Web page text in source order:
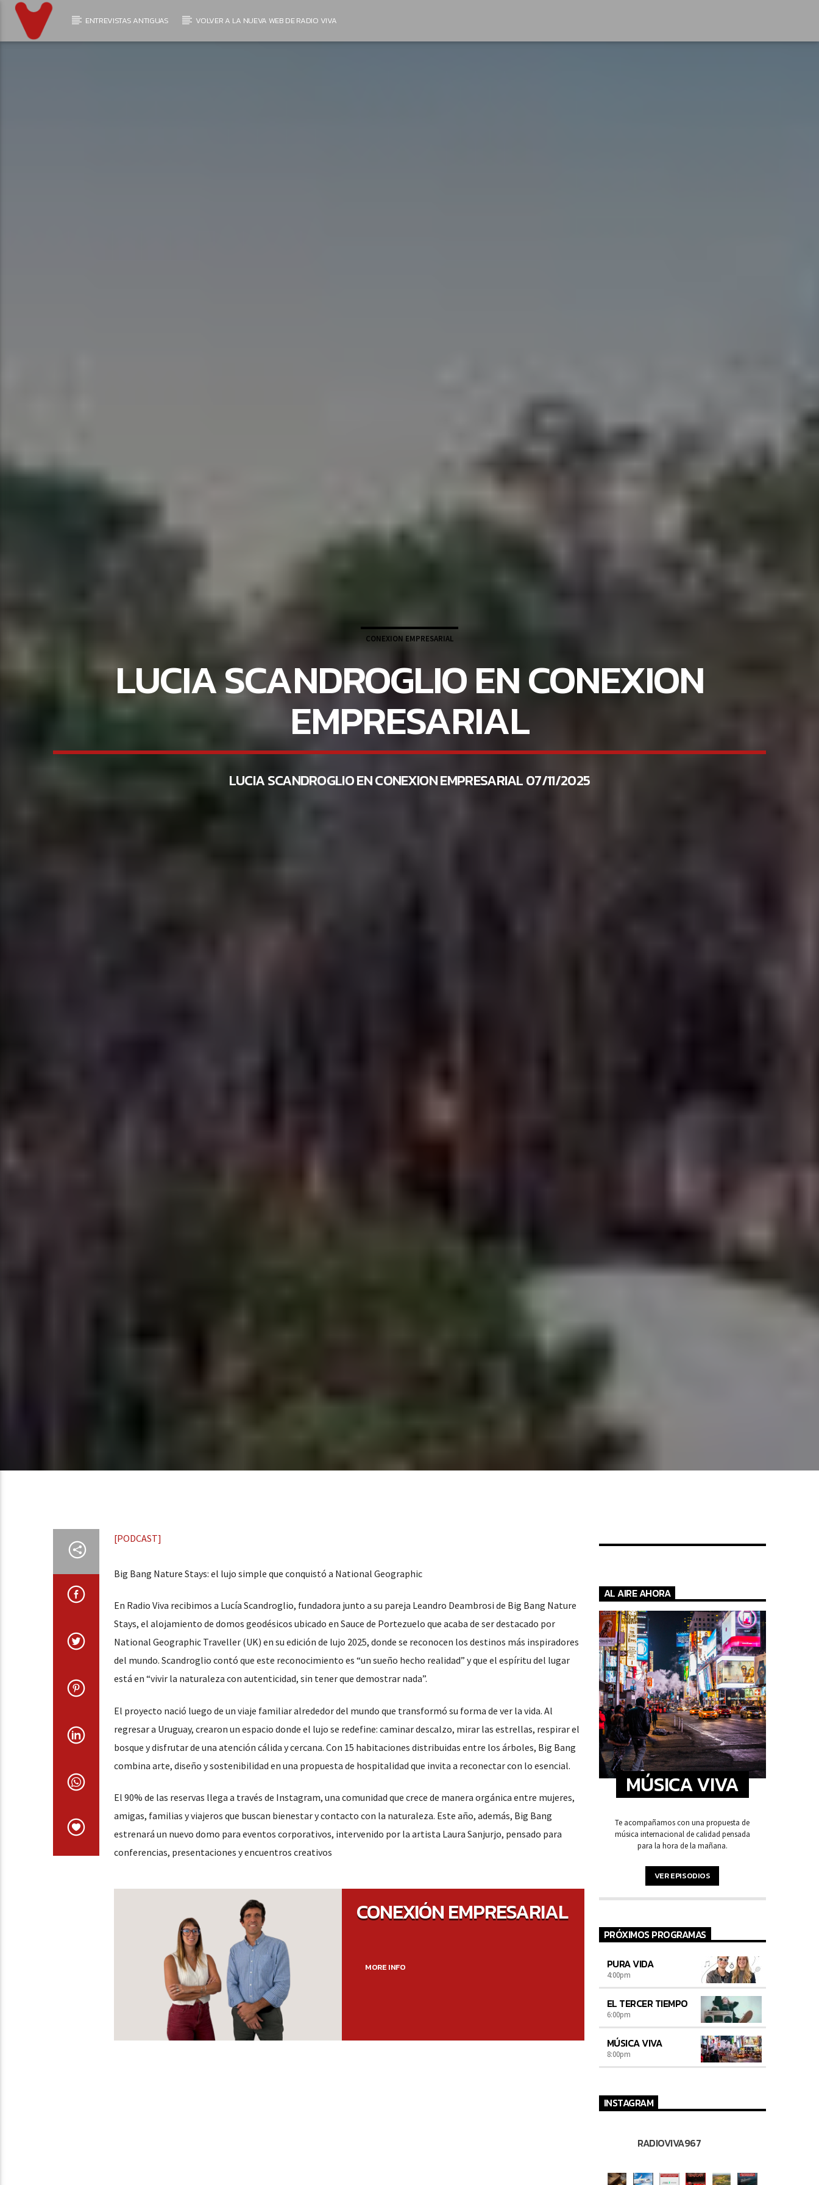
ENTREVISTAS ANTIGUAS VOLVER A LA NUEVA WEB DE RADIO VIVA
CONEXION EMPRESARIAL
LUCIA SCANDROGLIO EN CONEXION
EMPRESARIAL
LUCIA SCANDROGLIO EN CONEXION EMPRESARIAL 07/11/2025
[PODCAST]
Big Bang Nature Stays: el lujo simple que conquistó a National Geographic
En Radio Viva recibimos a Lucía Scandroglio, fundadora junto a su pareja Leandro Deambrosi de Big Bang Nature
Stays, el alojamiento de domos geodésicos ubicado en Sauce de Portezuelo que acaba de ser destacado por
National Geographic Traveller (UK) en su edición de lujo 2025, donde se reconocen los destinos más inspiradores
del mundo. Scandroglio contó que este reconocimiento es “un sueño hecho realidad” y que el espíritu del lugar
está en “vivir la naturaleza con autenticidad, sin tener que demostrar nada”.
El proyecto nació luego de un viaje familiar alrededor del mundo que transformó su forma de ver la vida. Al
regresar a Uruguay, crearon un espacio donde el lujo se redefine: caminar descalzo, mirar las estrellas, respirar el
bosque y disfrutar de una atención cálida y cercana. Con 15 habitaciones distribuidas entre los árboles, Big Bang
combina arte, diseño y sostenibilidad en una propuesta de hospitalidad que invita a reconectar con lo esencial.
El 90% de las reservas llega a través de Instagram, una comunidad que crece de manera orgánica entre mujeres,
amigas, familias y viajeros que buscan bienestar y contacto con la naturaleza. Este año, además, Big Bang
estrenará un nuevo domo para eventos corporativos, intervenido por la artista Laura Sanjurjo, pensado para
conferencias, presentaciones y encuentros creativos
CONEXIÓN EMPRESARIAL
MORE INFO
AL AIRE AHORA
MÚSICA VIVA
Te acompañamos con una propuesta de
música internacional de calidad pensada
para la hora de la mañana.
VER EPISODIOS
PRÓXIMOS PROGRAMAS
PURA VIDA
4:00pm
EL TERCER TIEMPO
6:00pm
MÚSICA VIVA
8:00pm
INSTAGRAM
RADIOVIVA967